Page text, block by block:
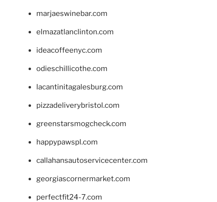
marjaeswinebar.com
elmazatlanclinton.com
ideacoffeenyc.com
odieschillicothe.com
lacantinitagalesburg.com
pizzadeliverybristol.com
greenstarsmogcheck.com
happypawspl.com
callahansautoservicecenter.com
georgiascornermarket.com
perfectfit24-7.com